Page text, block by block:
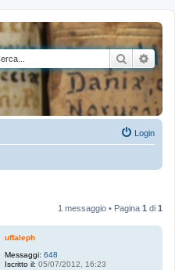
Cerca
Login
1 messaggio • Pagina 1 di 1
uffaleph
Messaggi: 648
Iscritto il: 05/07/2012, 16:23